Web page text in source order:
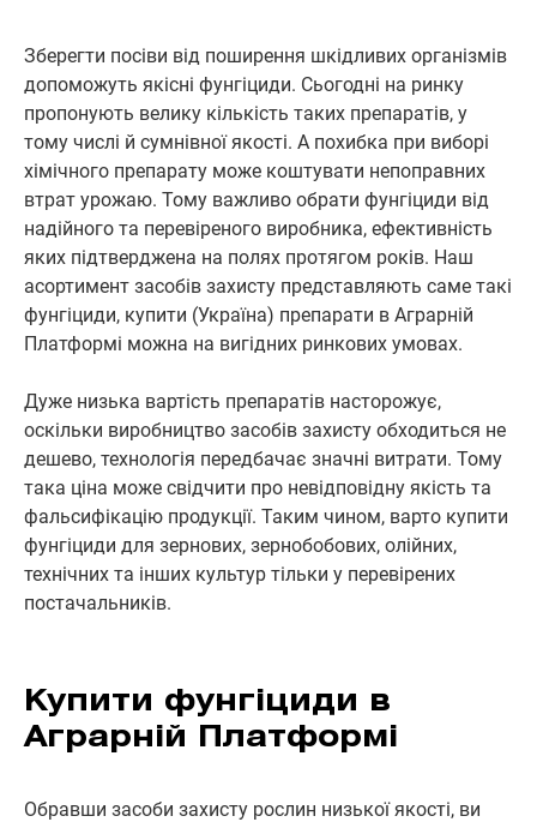
Зберегти посіви від поширення шкідливих організмів
допоможуть якісні фунгіциди. Сьогодні на ринку
пропонують велику кількість таких препаратів, у
тому числі й сумнівної якості. А похибка при виборі
хімічного препарату може коштувати непоправних
втрат урожаю. Тому важливо обрати фунгіциди від
надійного та перевіреного виробника, ефективність
яких підтверджена на полях протягом років. Наш
асортимент засобів захисту представляють саме такі
фунгіциди, купити (Україна) препарати в Аграрній
Платформі можна на вигідних ринкових умовах.
Дуже низька вартість препаратів насторожує,
оскільки виробництво засобів захисту обходиться не
дешево, технологія передбачає значні витрати. Тому
така ціна може свідчити про невідповідну якість та
фальсифікацію продукції. Таким чином, варто купити
фунгіциди для зернових, зернобобових, олійних,
технічних та інших культур тільки у перевірених
постачальників.
Купити фунгіциди в
Аграрній Платформі
Обравши засоби захисту рослин низької якості, ви